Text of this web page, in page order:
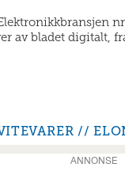
av bladet digitalt,
ANNONSE